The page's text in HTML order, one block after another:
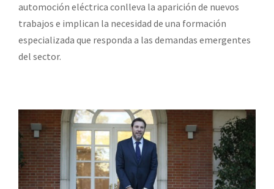
automoción eléctrica conlleva la aparición de nuevos
trabajos e implican la necesidad de una formación
especializada que responda a las demandas emergentes
del sector.